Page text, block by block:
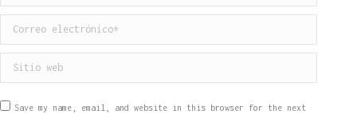
Correo electrónico *
Sitio web
Save my name, email, and website in this browser for the next